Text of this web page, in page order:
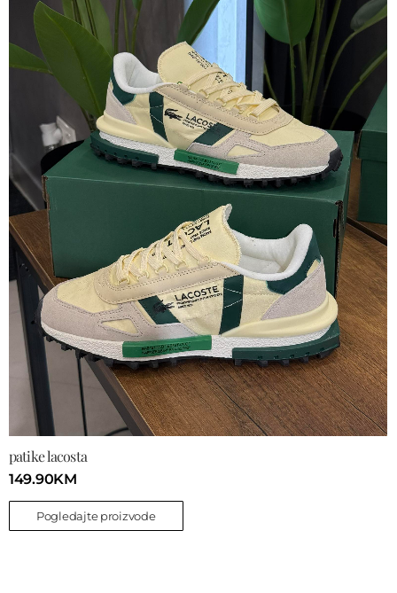
patike lacosta
149.90KM
Pogledajte proizvode